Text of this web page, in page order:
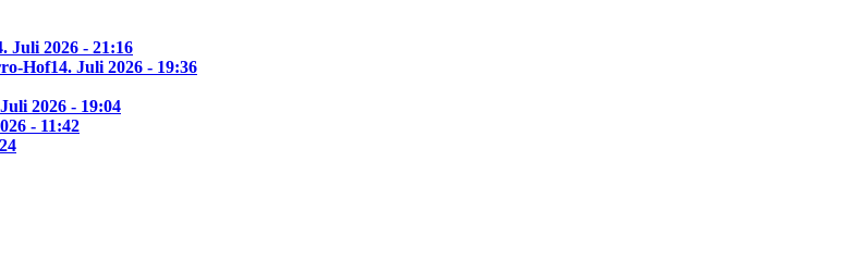
Juli 2026 - 21:16
Hof14. Juli 2026 - 19:36
2026 - 19:04
- 11:42